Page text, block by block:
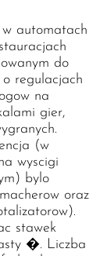
automatach
do
o regulacjach
na
gier,
(w
wyscigi
bylo
oraz
stawek
�. Liczba